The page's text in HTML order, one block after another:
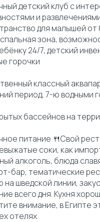
детский клуб с
и
для малышей от
зона,
24/7, детский
горочки
классный
период, 7-ю водными
бассейнов на
питание 🍴Свой
соки, как
алкоголь, блюда
бар, тематические
на шведской линии,
всего дня. Кухня
внимание, в Египте
отелях